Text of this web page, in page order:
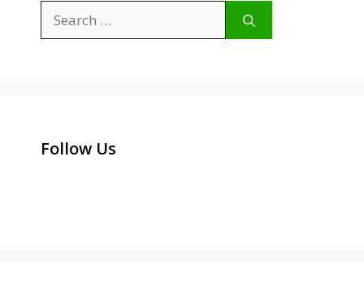
Search
for:
Follow Us